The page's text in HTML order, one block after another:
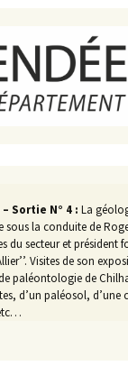
Sortie N° 4 : La
sous la conduite de
du secteur et président
Visites de son
paléontologie de
d’un paléosol, d’une